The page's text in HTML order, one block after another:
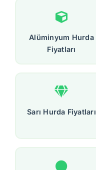
Alüminyum Hurda
Fiyatları
Sarı Hurda Fiyatları